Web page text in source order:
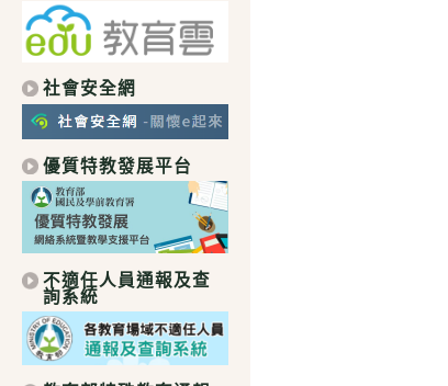
社會安全網
優質特教發展平台
不適任人員通報及查
詢系統